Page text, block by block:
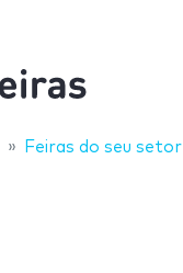
Feiras do seu setor